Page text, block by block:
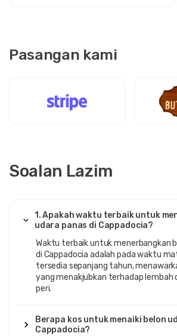
Pasangan kami
Soalan Lazim
1. Apakah waktu terbaik untuk
udara panas di Cappadocia?
Waktu terbaik untuk menerbangkan
di Cappadocia adalah pada waktu
tersedia sepanjang tahun,
yang menakjubkan terhadap lembah
peri.
Berapa kos untuk menaiki belon
Cappadocia?